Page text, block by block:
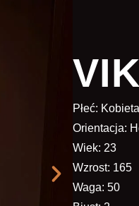
Płeć: Kobieta
Orientacja:
Wiek: 23
Wzrost: 165
Waga: 50